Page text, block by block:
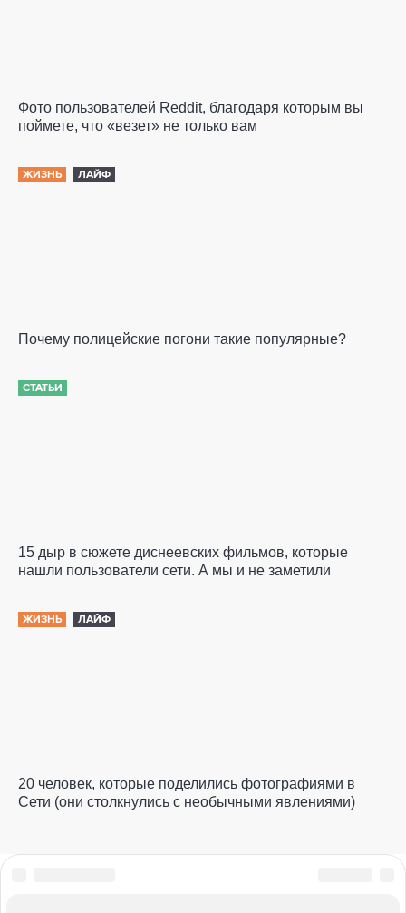
Фото пользователей Reddit, благодаря которым вы
поймете, что «везет» не только вам
ЖИЗНЬ ЛАЙФ
Почему полицейские погони такие популярные?
СТАТЬИ
15 дыр в сюжете диснеевских фильмов, которые
нашли пользователи сети. А мы и не заметили
ЖИЗНЬ ЛАЙФ
20 человек, которые поделились фотографиями в
Сети (они столкнулись с необычными явлениями)